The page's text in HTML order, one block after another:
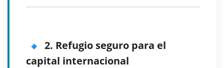
2. Refugio seguro para el
capital internacional